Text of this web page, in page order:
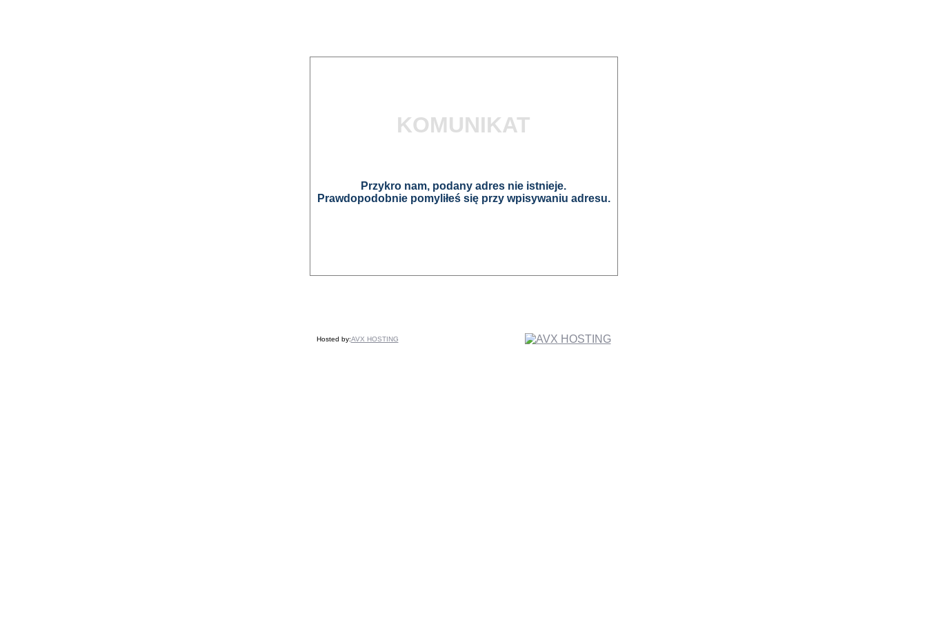
KOMUNIKAT
Przykro nam, podany adres nie istnieje.
Prawdopodobnie pomyliłeś się przy wpisywaniu adresu.
Hosted by:AVX HOSTING